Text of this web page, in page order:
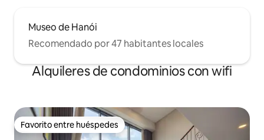
Museo de Hanói
Recomendado por 47 habitantes locales
Alquileres de condominios con wifi
Favorito entre huéspedes
Favorito entre huéspedes